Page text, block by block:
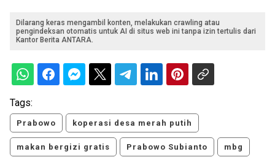
Dilarang keras mengambil konten, melakukan crawling atau
pengindeksan otomatis untuk AI di situs web ini tanpa izin tertulis dari
Kantor Berita ANTARA.
Tags:
Prabowo koperasi desa merah putih
makan bergizi gratis Prabowo Subianto mbg